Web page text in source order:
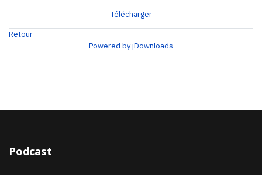
Télécharger
Retour
Powered by jDownloads
Podcast